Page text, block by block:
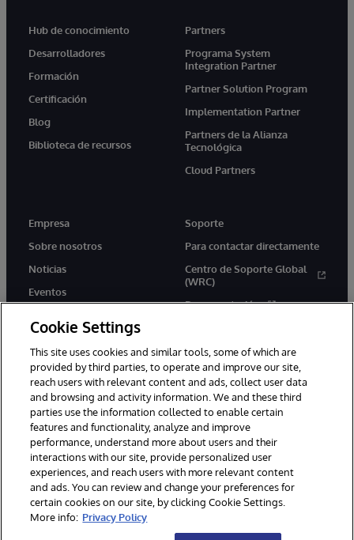
Hub de conocimiento
Desarrolladores
Formación
Certificación
Blog
Biblioteca de recursos
Partners
Programa System
Integration Partner
Partner Solution Program
Implementation Partner
Partners de la Alianza
Tecnológica
Cloud Partners
Empresa
Sobre nosotros
Noticias
Eventos
Soporte
Para contactar directamente
Centro de Soporte Global
(WRC)
Documentación
1996-2026 InterSystems Corporation, Boston, MA. Todos los
derechos reservados.
Avisos/Términos y condiciones
Declaración de privacidad
Garantía de devolución
Accesibilidad
Cookie Settings
This site uses cookies and similar tools, some of which are
provided by third parties, to operate and improve our site,
reach users with relevant content and ads, collect user data
and browsing and activity information. We and these third
parties use the information collected to enable certain
features and functionality, analyze and improve
performance, understand more about users and their
interactions with our site, provide personalized user
experiences, and reach users with more relevant content
and ads. You can review and change your preferences for
certain cookies on our site, by clicking Cookie Settings.
More info: Privacy Policy